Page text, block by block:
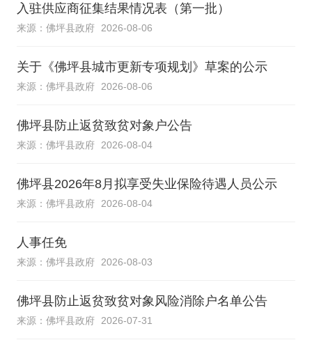
入驻供应商征集结果情况表（第一批）
来源：佛坪县政府 2026-08-06
关于《佛坪县城市更新专项规划》草案的公示
来源：佛坪县政府 2026-08-06
佛坪县防止返贫致贫对象户公告
来源：佛坪县政府 2026-08-04
佛坪县2026年8月拟享受失业保险待遇人员公示
来源：佛坪县政府 2026-08-04
人事任免
来源：佛坪县政府 2026-08-03
佛坪县防止返贫致贫对象风险消除户名单公告
来源：佛坪县政府 2026-07-31